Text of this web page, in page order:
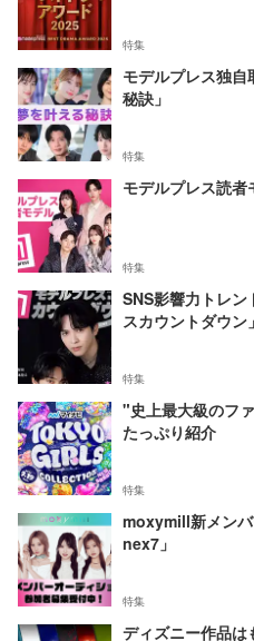
特集
モデルプレス独
秘訣」
特集
モデルプレス読者
特集
SNS影響力トレン
スカウントダウン」
特集
"史上最大級のフ
たっぷり紹介
特集
moxymill新メン
nex7」
特集
ディズニー作品は